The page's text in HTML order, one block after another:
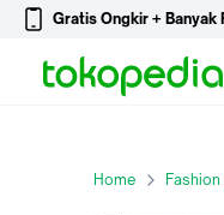
Gratis Ongkir + Banyak
Home